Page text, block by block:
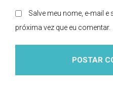
Salve meu nome, e-mail e
próxima vez que eu comentar.